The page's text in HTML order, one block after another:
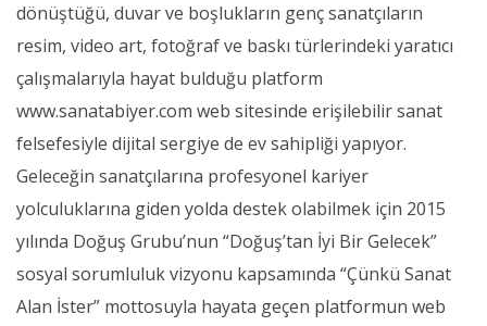
dönüştüğü, duvar ve boşlukların genç sanatçıların
resim, video art, fotoğraf ve baskı türlerindeki yaratıcı
çalışmalarıyla hayat bulduğu platform
www.sanatabiyer.com web sitesinde erişilebilir sanat
felsefesiyle dijital sergiye de ev sahipliği yapıyor.
Geleceğin sanatçılarına profesyonel kariyer
yolculuklarına giden yolda destek olabilmek için 2015
yılında Doğuş Grubu’nun “Doğuş’tan İyi Bir Gelecek”
sosyal sorumluluk vizyonu kapsamında “Çünkü Sanat
Alan İster” mottosuyla hayata geçen platformun web